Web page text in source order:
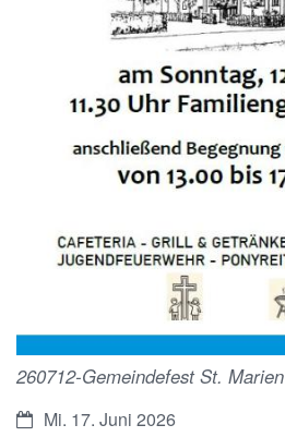
260712-Gemeindefest St. Marien
Datum:Mi. 17. Juni 2026